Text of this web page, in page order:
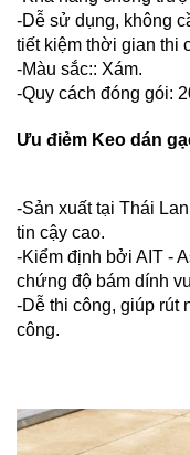
-Dễ sử dụng, không
tiết kiệm thời gian thi
-Màu sắc:: Xám.
-Quy cách đóng gói:
Ưu điẻm Keo dán
-Sản xuất tại Thái
tin cậy cao.
-Kiểm định bởi AIT -
chứng độ bám dính
-Dễ thi công, giúp rút
công.